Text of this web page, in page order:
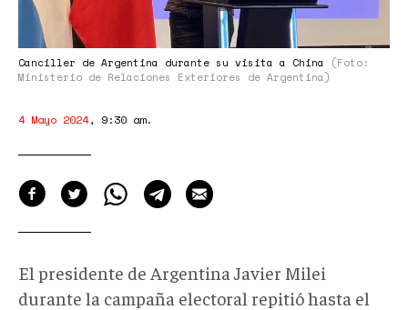
Canciller de Argentina durante su visita a China
(Foto:
Ministerio de Relaciones Exteriores de Argentina)
4 Mayo 2024, 9:30 am.
El presidente de Argentina Javier Milei
durante la campaña electoral repitió hasta el